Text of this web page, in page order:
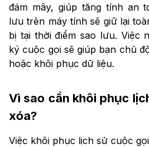
đám mây, giúp tăng tính an
lưu trên máy tính sẽ giữ lại
bị tại thời điểm sao lưu. Việc
ký cuộc gọi sẽ giúp bạn chủ
hoặc khôi phục dữ liệu.
Vì sao cần khôi phục
xóa?
Việc khôi phục lịch sử cuộc